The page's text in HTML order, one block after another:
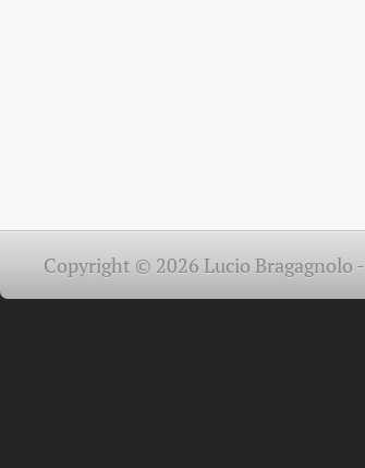
Copyright © 2026 Lucio Bragagnolo -